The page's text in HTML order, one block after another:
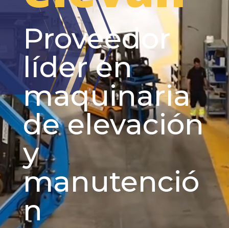
Proveedor
líder en
maquinaria
de elevación
y
manutenció
n